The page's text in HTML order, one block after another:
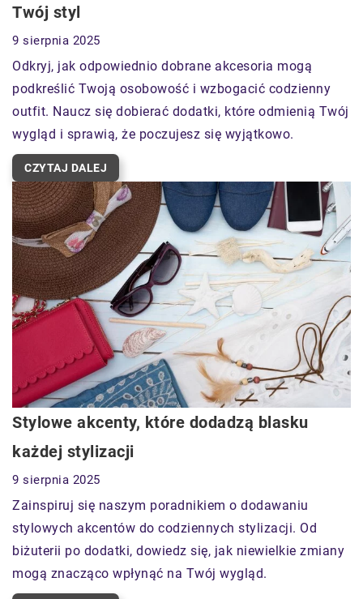
Twój styl
9 sierpnia 2025
Odkryj, jak odpowiednio dobrane akcesoria mogą
podkreślić Twoją osobowość i wzbogacić codzienny
outfit. Naucz się dobierać dodatki, które odmienią Twój
wygląd i sprawią, że poczujesz się wyjątkowo.
CZYTAJ DALEJ
Stylowe akcenty, które dodadzą blasku
każdej stylizacji
9 sierpnia 2025
Zainspiruj się naszym poradnikiem o dodawaniu
stylowych akcentów do codziennych stylizacji. Od
biżuterii po dodatki, dowiedz się, jak niewielkie zmiany
mogą znacząco wpłynąć na Twój wygląd.